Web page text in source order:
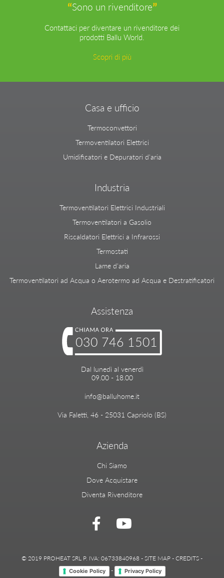
“Sono un rivenditore”
Contattaci per diventare un rivenditore dei
prodotti Ballu World.
Scopri di più
Casa e ufficio
Termoconvettori
Termoventilatori Elettrici
Umidificatori e Depuratori d'aria
Industria
Termoventilatori Elettrici Industriali
Termoventilatori a Gasolio
Riscaldatori Elettrici a Infrarossi
Termostati
Lame d'aria
Termoventilatori ad Acqua o Aerotermo ad Acqua e Destratificatori
Assistenza
030 746 1501
Dal lunedì al venerdì
09.00 - 18.00
info@balluhome.it
Via Faletti, 46 - 25031 Capriolo (BS)
Azienda
Chi Siamo
Dove Acquistare
Diventa Rivenditore
© 2019 PROHEAT SRL P. IVA: 06733840968 - SITE MAP - CREDITS -
Cookie Policy - Privacy Policy